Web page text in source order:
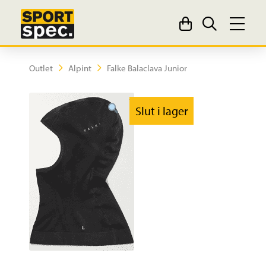
Outlet Alpint Falke Balaclava Junior
Slut i lager